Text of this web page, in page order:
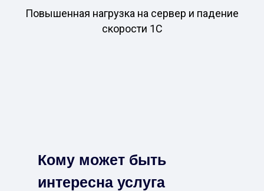
Повышенная нагрузка на сервер и падение
скорости 1С
Кому может быть
интересна услуга